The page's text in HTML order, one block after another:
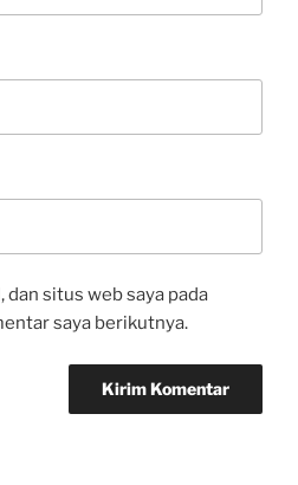
dan situs web saya pada
saya berikutnya.